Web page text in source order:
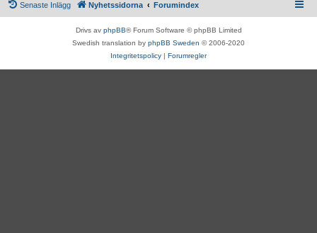
Senaste Inlägg Nyhetssidorna Forumindex
Drivs av phpBB® Forum Software © phpBB Limited
Swedish translation by phpBB Sweden © 2006-2020
Integritetspolicy | Forumregler